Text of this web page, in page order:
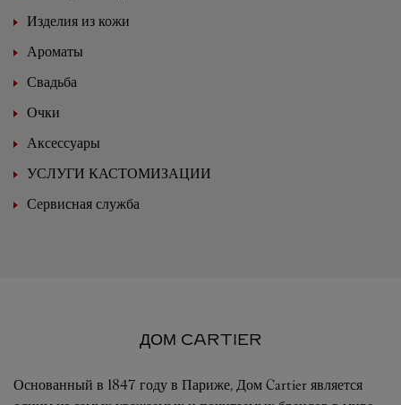
Изделия из кожи
Ароматы
Свадьба
Очки
Аксессуары
УСЛУГИ КАСТОМИЗАЦИИ
Сервисная служба
ДОМ CARTIER
Основанный в 1847 году в Париже, Дом Cartier является